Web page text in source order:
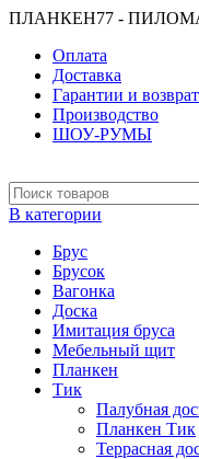
ПЛАНКЕН77 -
Оплата
Доставка
Гарантии и возврат
Производство
ШОУ-РУМЫ
В категории
Брус
Брусок
Вагонка
Доска
Имитация бруса
Мебельный щит
Планкен
Тик
Палубная
Планкен Тик
Террасная